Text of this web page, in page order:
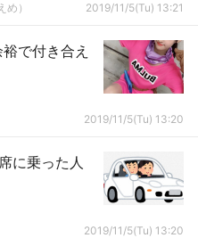
） 2019/11/5(Tu) 13:21
で付き合え
2019/11/5(Tu) 13:20
に乗った人
2019/11/5(Tu) 13:20